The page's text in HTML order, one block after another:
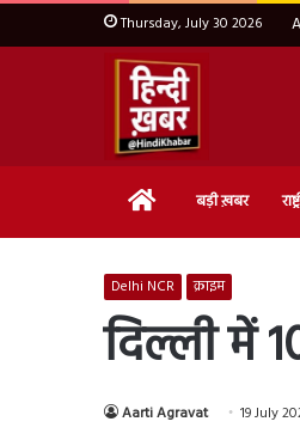
Thursday, July 30 2026
Home बड़ी ख़बर
Delhi NCR क्राइम
दिल्ली में
Aarti Agravat 19 July